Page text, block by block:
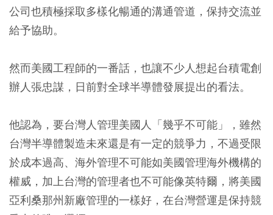
公司也積極採取多樣化暢通的溝通管道，保持交流並
給予協助。
然而美國工程師的一番話，也讓不少人想起台積電創
辦人張忠謀，日前對全球半導體發展提出的看法。
他認為，要台灣人管理美國人「幾乎不可能」，雖然
台灣半導體製造未來還是有一定的競爭力，不過受限
於成本過高、海外管理不可能如美國管理海外機構的
權威，加上台灣的管理者也不可能像英特爾，將美國
亞利桑那州新廠管理的一樣好，在台灣營運是保持競